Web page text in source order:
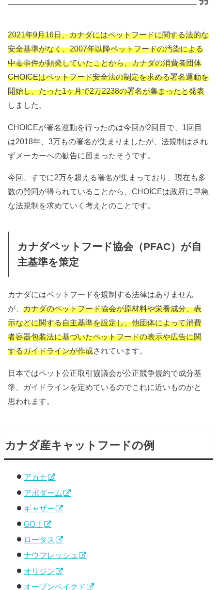
2021年9月16日、カナダにはペットフードに関する法的な
安全基準がなく、2007年以降ペットフードの汚染による
中毒事件が頻発していたことから、カナダの消費者団体
CHOICEはペットフード安全法の制定を求める署名運動を
開始し、たった1ヶ月で2万2238の署名が集まったと発表
しました。
CHOICEが署名運動を行ったのは今回が2回目で、1回目
は2018年、3万もの署名が集まりましたが、法規制はされ
ずメーカーへの勧告に留まったそうです。
今回、すでに2万を超える署名が集まっており、現在も多
数の賛同が得られていることから、CHOICEは政府に早急
な法規制を求めていく考えとのことです。
カナダペットフード協会（PFAC）が自
主基準を策定
カナダにはペットフードを規制する法律はありません
が、カナダのペットフード協会が原材料や栄養成分、表
示などに関する自主基準を設定し、他団体によって消費
者容器包装法に基づいたペットフードの表示や広告に関
するガイドラインが作成されています。
日本ではペット公正取引協議会が公正競争規約で成分基
準、ガイドラインを定めているのでこれに近いものかと
思われます。
カナダ産キャットフードの例
アカナ
アボダーム
ギャザー
GO！
ロータス
ナウフレッシュ
オリジン
オーブンベイクド